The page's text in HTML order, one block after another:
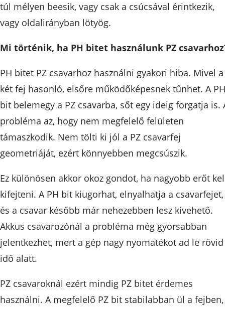
túl mélyen beesik, vagy csak a csúcsával érintkezik,
vagy oldalirányban lötyög.
Mi történik, ha PH bitet használunk PZ
PH bitet PZ csavarhoz használni gyakori hiba. Mivel a
két fej hasonló, elsőre működőképesnek tűnhet. A PH
bit belemegy a PZ csavarba, sőt egy ideig forgatja is.
probléma az, hogy nem megfelelő felületen
támaszkodik. Nem tölti ki jól a PZ csavarfej
geometriáját, ezért könnyebben megcsúszik.
Ez különösen akkor okoz gondot, ha nagyobb erőt
kifejteni. A PH bit kiugorhat, elnyalhatja a csavarfejet,
és a csavar később már nehezebben lesz kivehető.
Akkus csavarozónál a probléma még gyorsabban
jelentkezhet, mert a gép nagy nyomatékot ad le rövid
idő alatt.
PZ csavaroknál ezért mindig PZ bitet érdemes
használni. A megfelelő PZ bit stabilabban ül a fejben,